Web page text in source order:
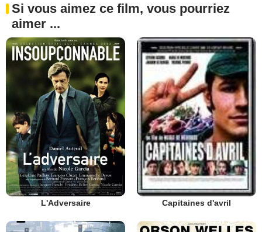
Si vous aimez ce film, vous pourriez
aimer ...
L'Adversaire Capitaines d'avril